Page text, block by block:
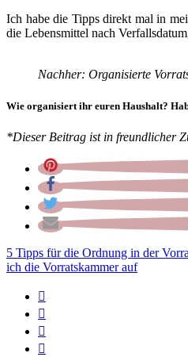
Ich habe die Tipps direkt mal in
die Lebensmittel nach
Nachher: Organisierte
Wie organisiert ihr euren Haushalt?
*Dieser Beitrag ist in freundlicher
5 Tipps für die Ordnung in der
ich die Vorratskammer auf